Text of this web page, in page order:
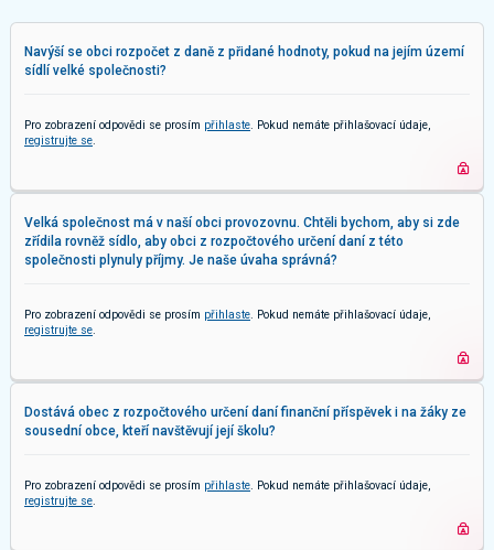
Navýší se obci rozpočet z daně z přidané hodnoty, pokud na jejím území
sídlí velké společnosti?
Pro zobrazení odpovědi se prosím přihlaste . Pokud nemáte přihlašovací údaje,
registrujte se
Velká společnost má v naší obci provozovnu. Chtěli bychom, aby si zde
zřídila rovněž sídlo, aby obci z rozpočtového určení daní z této
společnosti plynuly příjmy. Je naše úvaha správná?
Pro zobrazení odpovědi se prosím přihlaste . Pokud nemáte přihlašovací údaje,
registrujte se
Dostává obec z rozpočtového určení daní finanční příspěvek i na žáky ze
sousední obce, kteří navštěvují její školu?
Pro zobrazení odpovědi se prosím přihlaste . Pokud nemáte přihlašovací údaje,
registrujte se